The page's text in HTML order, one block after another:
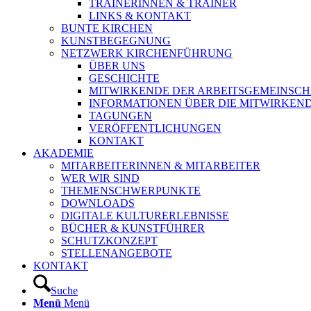
TRAINERINNEN & TRAINER
LINKS & KONTAKT
BUNTE KIRCHEN
KUNSTBEGEGNUNG
NETZWERK KIRCHENFÜHRUNG
ÜBER UNS
GESCHICHTE
MITWIRKENDE DER
INFORMATIONEN ÜBER DIE
TAGUNGEN
VERÖFFENTLICHUNGEN
KONTAKT
AKADEMIE
MITARBEITERINNEN & MITARBEITER
WER WIR SIND
THEMENSCHWERPUNKTE
DOWNLOADS
DIGITALE KULTURERLEBNISSE
BÜCHER & KUNSTFÜHRER
SCHUTZKONZEPT
STELLENANGEBOTE
KONTAKT
Suche
Menü Menü